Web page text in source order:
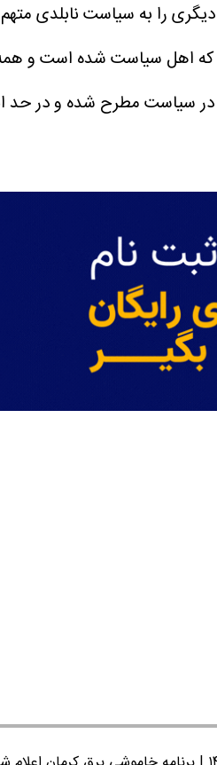
را به سیاست نابلدی
اهل سیاست شده است و
سیاست مطرح شده و در حد